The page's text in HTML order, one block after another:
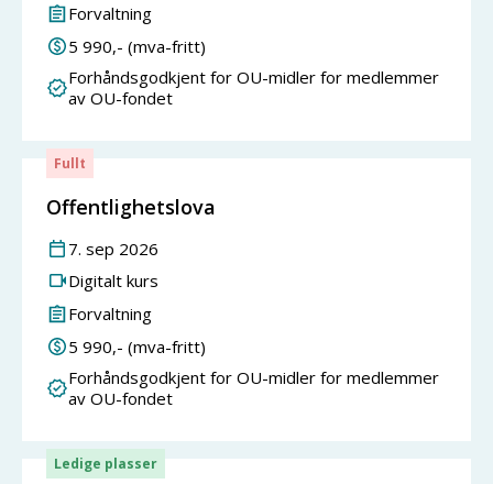
Forvaltning
5 990,- (mva-fritt)
Forhåndsgodkjent for OU-midler for medlemmer
av OU-fondet
Fullt
Offentlighetslova
7. sep 2026
Digitalt kurs
Forvaltning
5 990,- (mva-fritt)
Forhåndsgodkjent for OU-midler for medlemmer
av OU-fondet
Ledige plasser